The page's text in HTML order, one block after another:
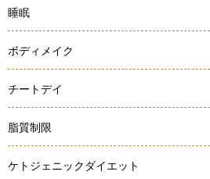
睡眠
ボディメイク
チートデイ
脂質制限
ケトジェニックダイエット